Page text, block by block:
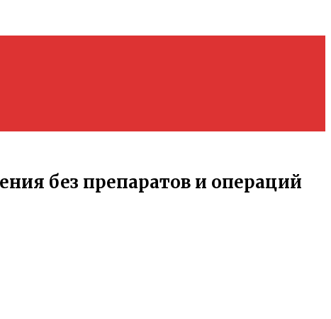
без препаратов и операций